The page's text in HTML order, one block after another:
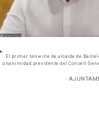
El primer teniente de alcalde de
unanimidad presidente del Consell
-